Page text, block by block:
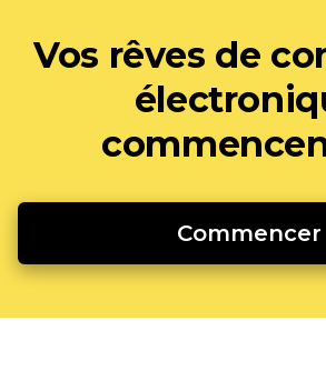
Vos rêves de
Commencer